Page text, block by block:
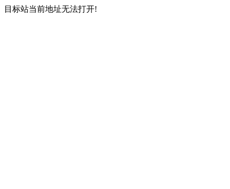
目标站当前地址无法打开!